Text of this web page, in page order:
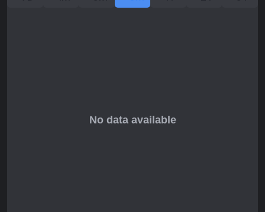
gehalten. Spieler loben den Reiz für Warhammer-